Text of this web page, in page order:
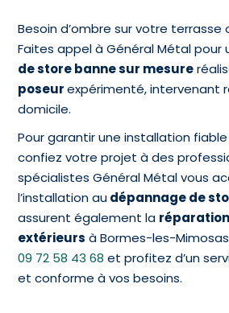
Besoin d’ombre sur votre terrasse
Faites appel à Général Métal pour
de store banne sur mesure
poseurexpérimenté, intervenant
domicile.
Pour garantir une installation
confiez votre projet à des
spécialistes Général Métal vous
l’installation audépannage de
assurent également la
extérieurs à Bormes-les-
09 72 58 43 68 et profitez d’un
et conforme à vos besoins.